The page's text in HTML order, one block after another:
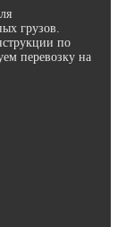
грузов.
по
перевозку на